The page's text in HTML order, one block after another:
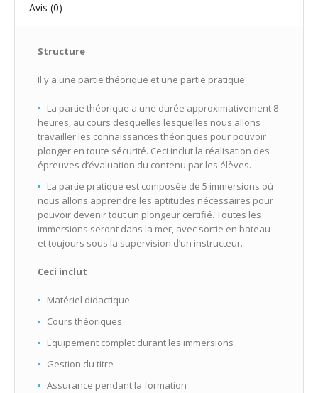
Avis (0)
Structure
Il y a une partie théorique et une partie pratique
La partie théorique a une durée approximativement 8
heures, au cours desquelles lesquelles nous allons
travailler les connaissances théoriques pour pouvoir
plonger en toute sécurité. Ceci inclut la réalisation des
épreuves d’évaluation du contenu par les élèves.
La partie pratique est composée de 5 immersions où
nous allons apprendre les aptitudes nécessaires pour
pouvoir devenir tout un plongeur certifié. Toutes les
immersions seront dans la mer, avec sortie en bateau
et toujours sous la supervision d’un instructeur.
Ceci inclut
Matériel didactique
Cours théoriques
Equipement complet durant les immersions
Gestion du titre
Assurance pendant la formation